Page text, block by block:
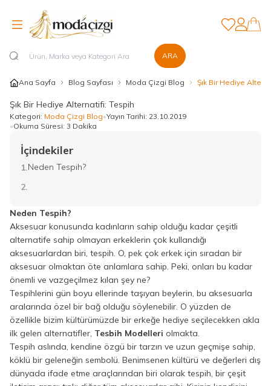
ARA
Hesabım
Favorilerim
Ana Sayfa Blog Sayfası Moda Çizgi Blog Şık Bir Hediye
Şık Bir Hediye Alternatifi: Tespih
Kategori: Moda Çizgi Blog•Yayın Tarihi: 23.10.2019
•Okuma Süresi: 3 Dakika
İçindekiler
1.Neden Tespih?
2.
Neden Tespih?
Aksesuar konusunda kadınların sahip olduğu kadar çeşitli
alternatife sahip olmayan erkeklerin çok kullandığı
aksesuarlardan biri, tespih. O, pek çok erkek için sıradan bir
aksesuar olmaktan öte anlamlara sahip. Peki, onları bu kadar
önemli ve vazgeçilmez kılan şey ne?
Tespihlerini gün boyu ellerinde taşıyan beylerin, bu aksesuarla
aralarında özel bir bağ olduğu söylenebilir. O yüzden de
özellikle bizim kültürümüzde bir erkeğe hediye seçilecekken akla
ilk gelen alternatifler, Tesbih Modelleri olmakta.
Tespih aslında, kendine özgü bir tarzın ve uzun geçmişe sahip,
köklü bir geleneğin sembolü. Benimsenen kültürü ve değerleri dış
dünyada ifade etme araçlarından biri olarak tespih, bir çeşit